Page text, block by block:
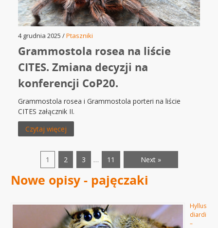
4 grudnia 2025 /Ptaszniki
Grammostola rosea na liście
CITES. Zmiana decyzji na
konferencji CoP20.
Grammostola rosea i Grammostola porteri na liście
CITES załącznik II.
Czytaj więcej
1 2 3 … 11 Next »
Nowe opisy - pajęczaki
Hyllus
diardi
–